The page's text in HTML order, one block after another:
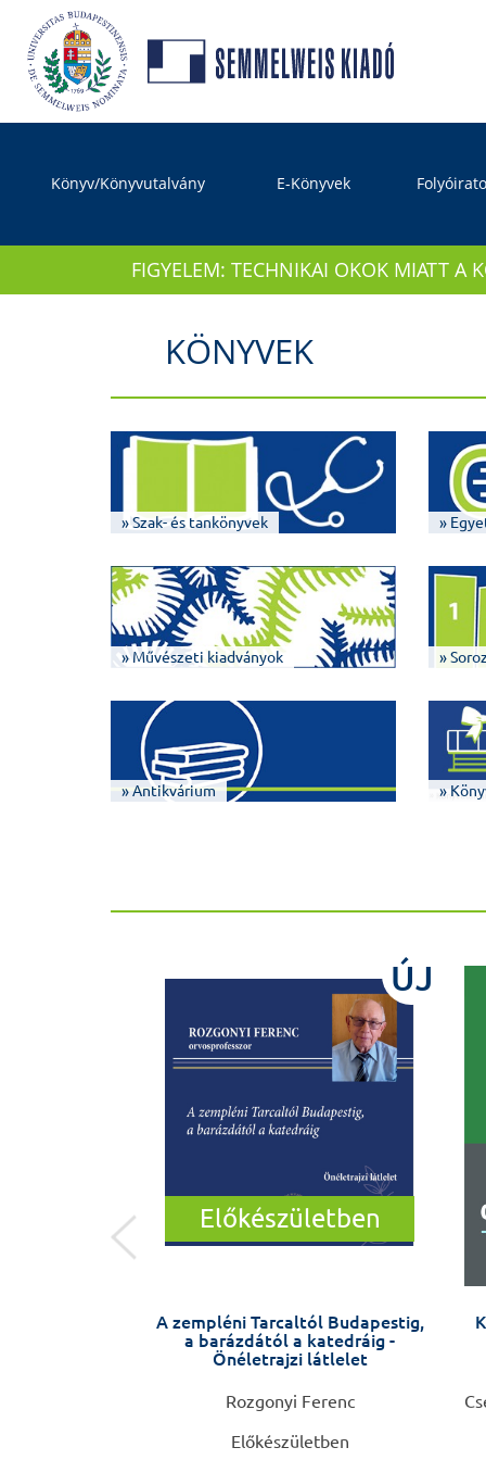
Könyv/Könyvutalvány E-Könyvek
FIGYELEM: TECHNIKAI OKOK MIATT A
KÖNYVEK
» Szak- és tankönyvek »
» Művészeti kiadványok »
» Antikvárium »
ÚJ
Előkészületben
A zempléni Tarcaltól Budapestig,
a barázdától a katedráig -
Önéletrajzi látlelet
Rozgonyi Ferenc
Előkészületben